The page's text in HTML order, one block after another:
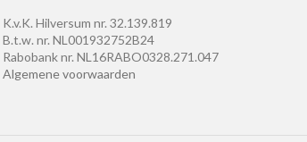
K.v.K. Hilversum nr. 32.139.819
B.t.w. nr. NL001932752B24
Rabobank nr. NL16RABO0328.271.047
Algemene voorwaarden